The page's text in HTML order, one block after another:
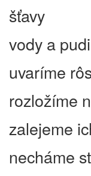
šťavy
vody a
uvaríme
rozložíme
zalejeme
necháme